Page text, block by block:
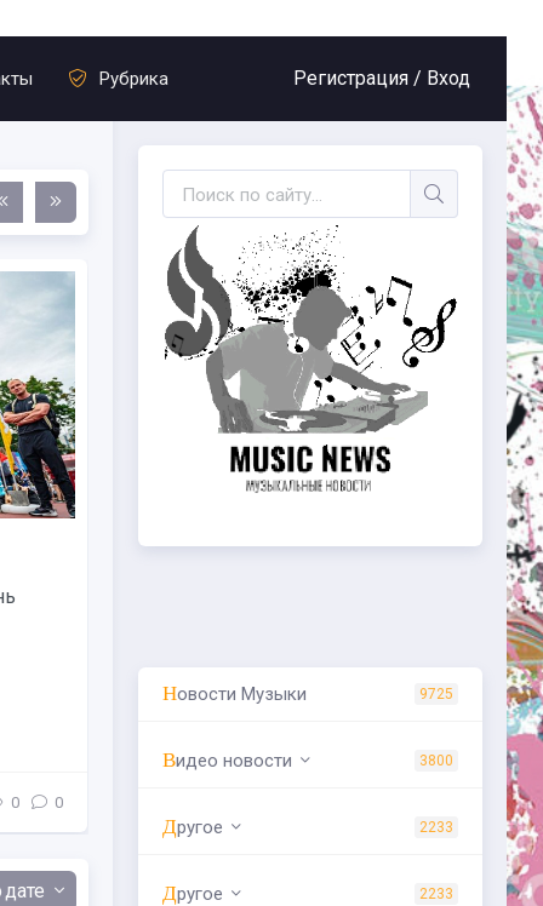
Рубрика Регистрация / Вход
0 0
Фестиваль «Четыре Лапы Фест» 2026 -
22 и 23 августа 2026 года в Измайловском
состоится одно из крупнейших летних
питомцев и...
дате
Новости Музыки 9725
Видео новости 3800
Другое 2233
Другое 2233